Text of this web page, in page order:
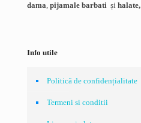
dama, pijamale barbati și halate,
Info utile
Politică de confidențialitate
Termeni si conditii